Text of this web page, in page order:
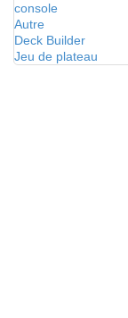
console
Autre
Deck Builder
Jeu de plateau